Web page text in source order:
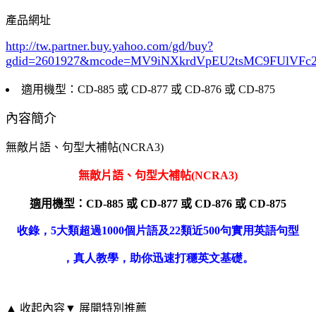
產品網址
http://tw.partner.buy.yahoo.com/gd/buy?
gdid=2601927
適用機型：CD-885 或 CD-877 或 CD-876 或 CD-875
內容簡介
無敵片語、句型大補帖(NCRA3)
無敵片語、句型大補帖(NCRA3)
適用機型： CD-885 或 CD-877 或 CD-876 或 CD-875
收錄，5大類超過1000個片語及22類近500句實用英語句型
，真人教學，助你迅速打穩英文基礎。
▲ 收起內容▼ 展開特別推薦